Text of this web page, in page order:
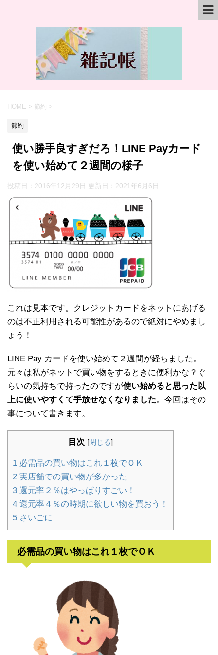
HOME > 節約 >
節約
使い勝手良すぎだろ！LINE Payカード
を使い始めて２週間の様子
投稿日：2016年12月29日 更新日： 2021年6月6日
これは見本です。クレジットカードをネットにあげる
のは不正利用される可能性があるので絶対にやめまし
ょう！
LINE Pay カードを使い始めて２週間が経ちました。
元々は私がネットで買い物をするときに便利かな？ぐ
らいの気持ちで持ったのですが使い始めると思った以
上に使いやすくて手放せなくなりました。今回はその
事について書きます。
目次 [閉じる]
1 必需品の買い物はこれ１枚でＯＫ
2 実店舗での買い物が多かった
3 還元率２％はやっぱりすごい！
4 還元率４％の時期に欲しい物を買おう！
5 さいごに
必需品の買い物はこれ１枚でＯＫ